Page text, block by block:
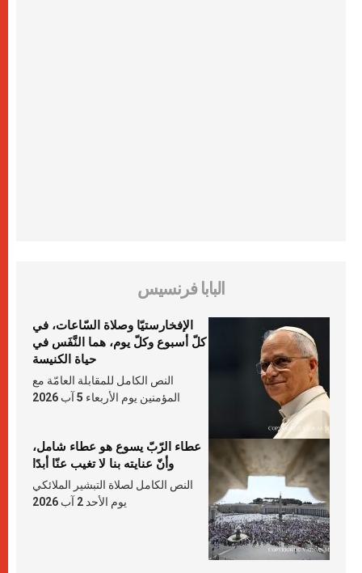
البابا فرنسيس
الإفخارستيّا وصلاة السّاعات، في
كلّ أسبوع وكلّ يوم، هما النَّفَس في
حياة الكنيسة
النص الكامل للمقابلة العامّة مع
المؤمنين يوم الأربعاء 5 آب 2026
عطاء الرّبّ يسوع هو عطاء شامل،
وأنّ عنايته بنا لا تغيب عنّا أبدًا
النص الكامل لصلاة التبشير الملائكي
يوم الأحد 2 آب 2026